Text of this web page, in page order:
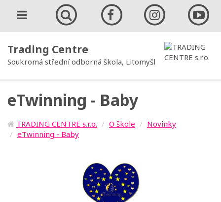
Trading Centre
Soukromá střední odborná škola, Litomyšl
eTwinning - Baby
TRADING CENTRE s.r.o. O škole
Novinky
eTwinning - Baby